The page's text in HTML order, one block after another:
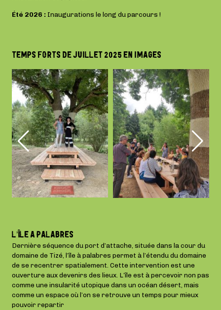
Été 2026 : Inaugurations le long du parcours !
TEMPS FORTS DE JUILLET 2025 EN IMAGES
L’ÎLE A PALABRES
Dernière séquence du port d’attache, située dans la cour du
domaine de Tizé, l’île à palabres permet à l’étendu du domaine
de se recentrer spatialement. Cette intervention est une
ouverture aux devenirs des lieux. L’île est à percevoir non pas
comme une insularité utopique dans un océan désert, mais
comme un espace où l’on se retrouve un temps pour mieux
pouvoir repartir